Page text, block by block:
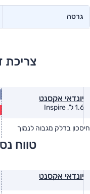
גרסה
צריכת
יונדאי אקסנט
1.6 ל', Inspire
חיסכון בדלק מגבוה לנמוך
טווח
יונדאי אקסנט